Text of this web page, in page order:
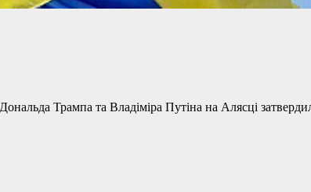
Трампа та Владіміра Путіна на Алясці